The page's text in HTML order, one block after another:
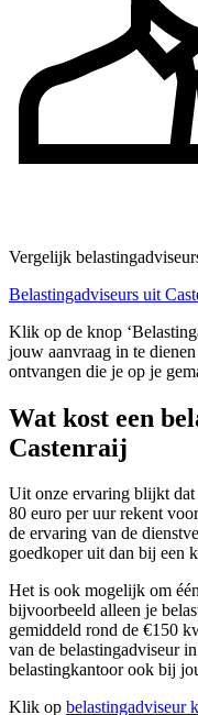
Vergelijk
Belastingadviseurs uit
Klik op de knop
jouw aanvraag in te
ontvangen die je op je
Wat kost een
Castenraij
Uit onze ervaring blijkt dat
80 euro per uur rekent
de ervaring van de
goedkoper uit dan bij een
Het is ook mogelijk om
bijvoorbeeld alleen je
gemiddeld rond de €150
van de belastingadviseur
belastingkantoor ook bij
Klik op belastingadviseur